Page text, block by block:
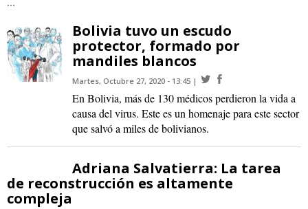
Bolivia tuvo un escudo
protector, formado por
mandiles blancos
Martes, Octubre 27, 2020 - 13:45
En Bolivia, más de 130 médicos perdieron la vida a
causa del virus. Este es un homenaje para este sector
que salvó a miles de bolivianos.
Adriana Salvatierra: La tarea
de reconstrucción es altamente
compleja